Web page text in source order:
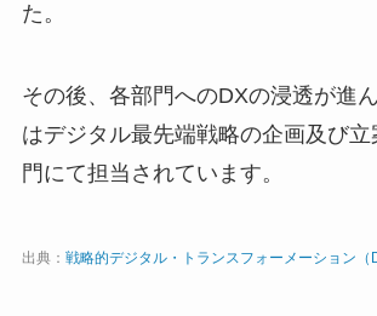
た。
その後、各部門へのDXの浸透が進
はデジタル最先端戦略の企画及び
門にて担当されています。
出典： 戦略的デジタル・トランスフォーメーション（